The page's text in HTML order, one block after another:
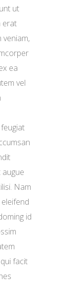
ut
erat
veniam,
ea
vel
Nam
id
facit